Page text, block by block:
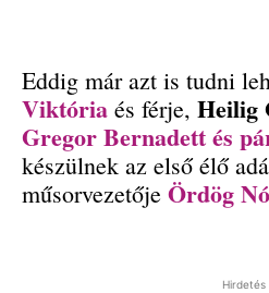
Eddig már azt is tudni
Viktória és férje, Heilig
Gregor Bernadett és
készülnek az első élő
műsorvezetője Ördög
Hirdetés